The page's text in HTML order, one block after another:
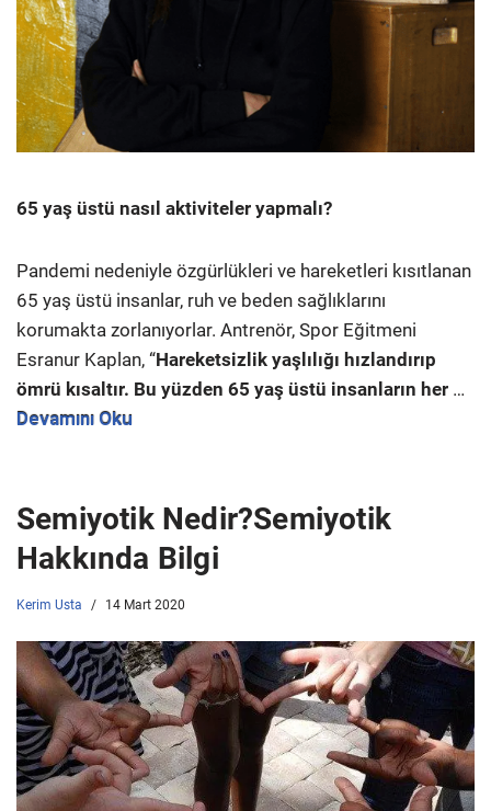
65 yaş üstü nasıl aktiviteler yapmalı?
Pandemi nedeniyle özgürlükleri ve hareketleri kısıtlanan
65 yaş üstü insanlar, ruh ve beden sağlıklarını
korumakta zorlanıyorlar. Antrenör, Spor Eğitmeni
Esranur Kaplan, “Hareketsizlik yaşlılığı hızlandırıp
ömrü kısaltır. Bu yüzden 65 yaş üstü insanların her …
Devamını Oku
Semiyotik Nedir?Semiyotik
Hakkında Bilgi
Kerim Usta 14 Mart 2020